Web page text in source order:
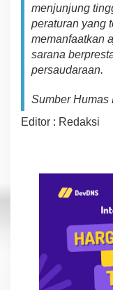
menjunjung
peraturan yang
memanfaatkan
sarana
persaudaraan.
Sumber Humas
Editor : Redaksi